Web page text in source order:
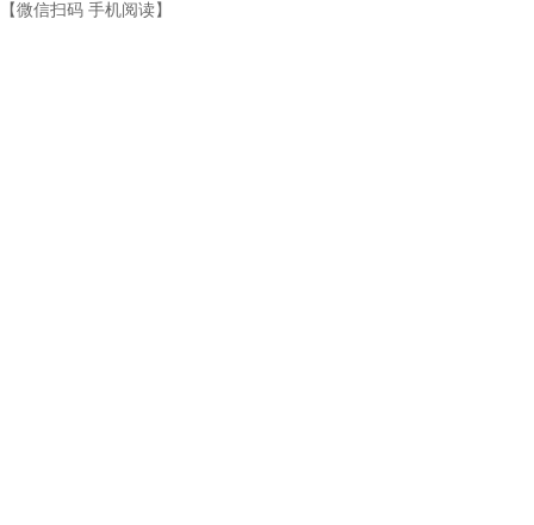
【微信扫码 手机阅读】